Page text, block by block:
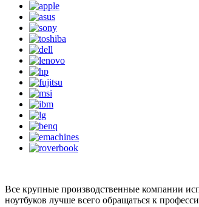
Все крупные производственные компании
ноутбуков лучше всего обращаться к